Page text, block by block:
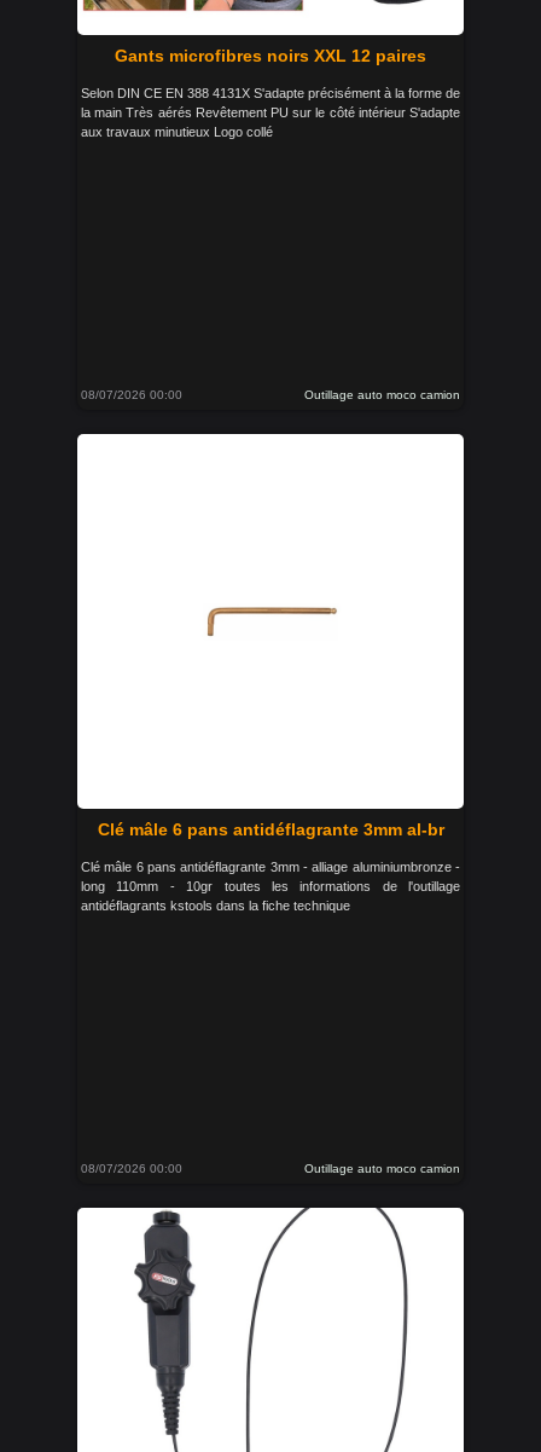
Gants microfibres noirs XXL 12 paires
Selon DIN CE EN 388 4131X S'adapte précisément à la forme de
la main Très aérés Revêtement PU sur le côté intérieur S'adapte
aux travaux minutieux Logo collé
08/07/2026 00:00 Outillage auto moco camion
Clé mâle 6 pans antidéflagrante 3mm al-br
Clé mâle 6 pans antidéflagrante 3mm - alliage aluminiumbronze -
long 110mm - 10gr toutes les informations de l'outillage
antidéflagrants kstools dans la fiche technique
08/07/2026 00:00 Outillage auto moco camion